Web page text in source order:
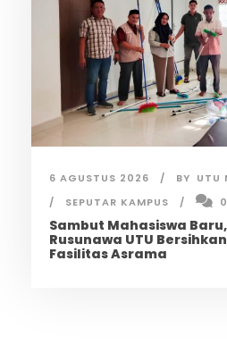
6 AGUSTUS 2026 BY UTU
SEPUTAR KAMPUS
0
Sambut Mahasiswa
Rusunawa UTU
Fasilitas Asrama